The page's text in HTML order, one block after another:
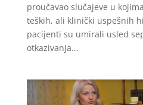
proučavao slučajeve u
teških, ali klinički uspešnih
pacijenti su umirali usled
otkazivanja...